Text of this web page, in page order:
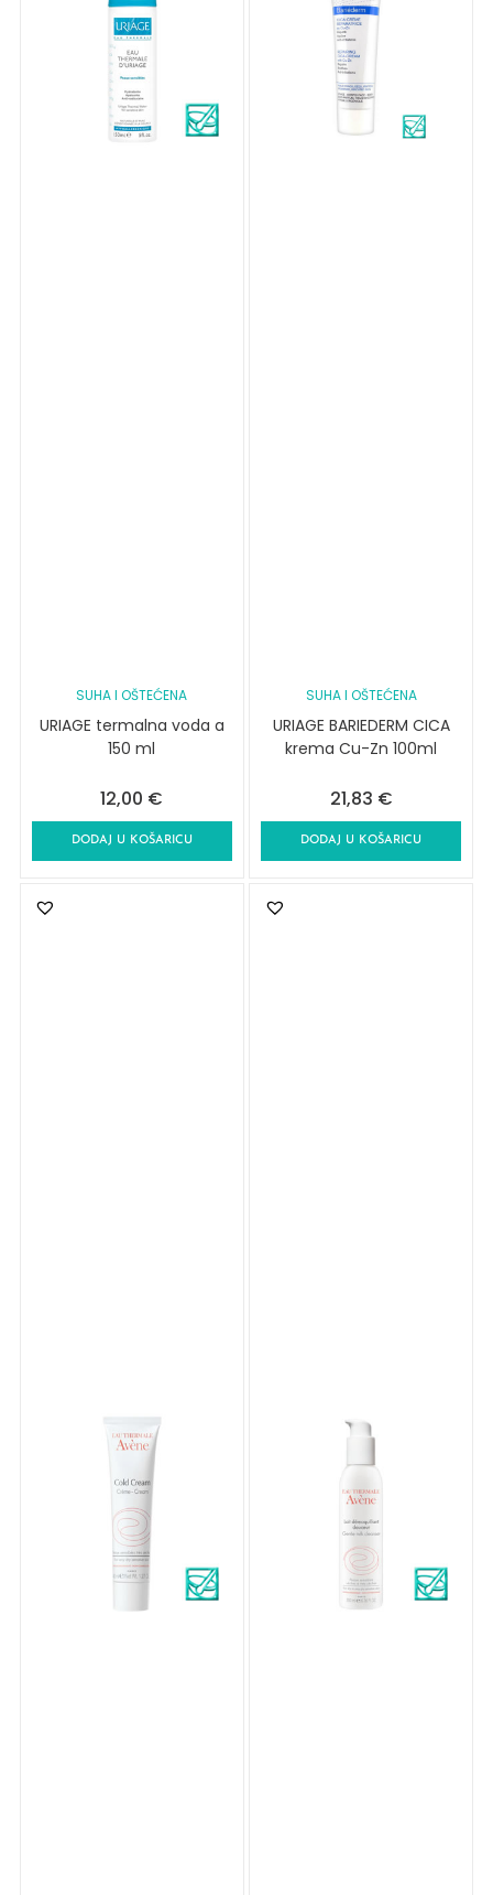
SUHA I OŠTEĆENA
URIAGE termalna voda a
150 ml
12,00 €
DODAJ U KOŠARICU
SUHA I OŠTEĆENA
URIAGE BARIEDERM CICA
krema Cu-Zn 100ml
21,83 €
DODAJ U KOŠARICU